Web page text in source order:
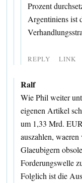
Prozent
Argentiniens ist
REPLY LINK
Ralf
Wie Phil weiter
eigenen Artikel
um 1,33 Mrd.
auszahlen,
Glaeubigern
Forderungswelle
Folglich ist die